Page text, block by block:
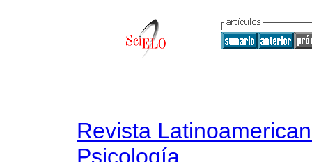
Revista
Psicología